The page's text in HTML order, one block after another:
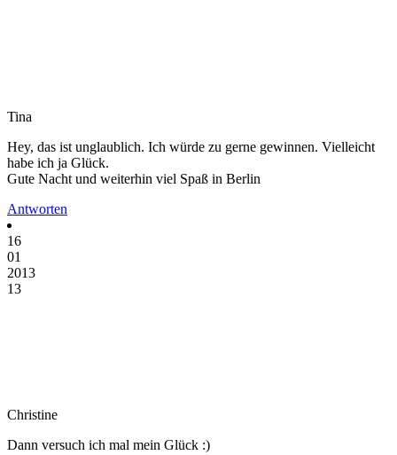
Tina
Hey, das ist unglaublich. Ich würde zu gerne gewinnen. Vielleicht
habe ich ja Glück.
Gute Nacht und weiterhin viel Spaß in Berlin
Antworten
16
01
2013
13
Christine
Dann versuch ich mal mein Glück :)